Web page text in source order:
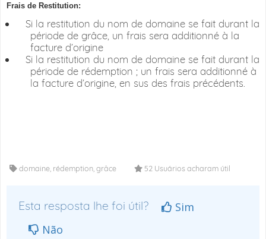
Frais de Restitution:
Si la restitution du nom de domaine se fait durant la
période de grâce, un frais sera additionné à la
facture d’origine
Si la restitution du nom de domaine se fait durant la
période de rédemption ; un frais sera additionné à
la facture d’origine, en sus des frais précédents.
domaine, rédemption, grâce 52 Usuários acharam útil
Esta resposta lhe foi útil?
Sim
Não